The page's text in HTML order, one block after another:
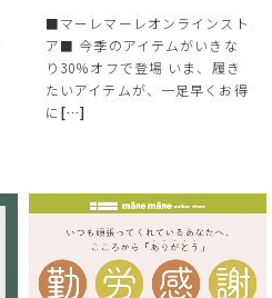
■マーレマーレオンラインスト
ア■ 今季のアイテムがいきな
り30％オフで登場 いま、履き
たいアイテムが、一足早くお得
に […]